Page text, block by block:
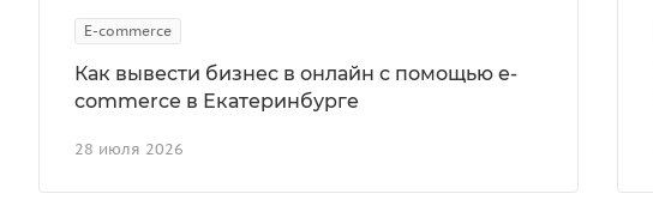
E-commerce
28 июля 2026
Как вывести бизнес в онлайн с помощью e-
commerce в Екатеринбурге